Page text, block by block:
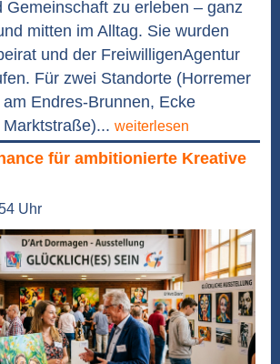
Gemeinschaft zu erleben – ganz
mitten im Alltag. Sie wurden
und der FreiwilligenAgentur
Für zwei Standorte (Horremer
Endres-Brunnen, Ecke
weiterlesen
für ambitionierte Kreative
Uhr